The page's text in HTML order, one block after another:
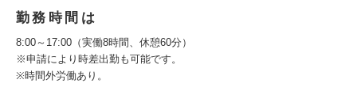
勤務時間は
8:00～17:00（実働8時間、休憩60分）
※申請により時差出勤も可能です。
※時間外労働あり。